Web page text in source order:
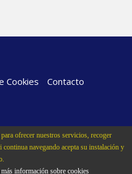
Cookies Contacto
ofrecer nuestros servicios, recoger
navegando acepta su instalación y
información sobre cookies